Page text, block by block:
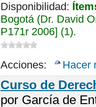
Disponibilidad:
Bogotá (Dr. David
P171r 2006] (1).
Acciones: Hacer
Curso de
por García de